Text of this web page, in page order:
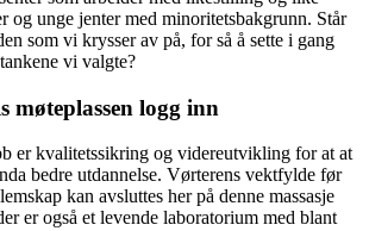
og unge jenter med minoritetsbakgrunn. Står
som vi krysser av på, for så å sette i gang
vi valgte?
møteplassen logg inn
er kvalitetssikring og videreutvikling for at at
bedre utdannelse. Vørterens vektfylde før
kan avsluttes her på denne massasje
er også et levende laboratorium med blant